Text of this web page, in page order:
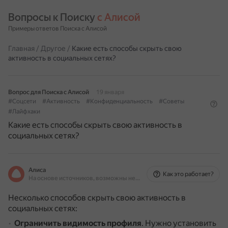
Вопросы к Поиску с Алисой
Примеры ответов Поиска с Алисой
Главная / Другое / Какие есть способы скрыть свою
активность в социальных сетях?
Вопрос для Поиска с Алисой
19 января
#Соцсети
#Активность #Конфиденциальность
#Советы
#Лайфхаки
Какие есть способы скрыть свою активность в
социальных сетях?
Алиса
На основе источников, возможны неточности
Как это работает?
Несколько способов скрыть свою активность в
социальных сетях:
Ограничить видимость профиля. Нужно установить